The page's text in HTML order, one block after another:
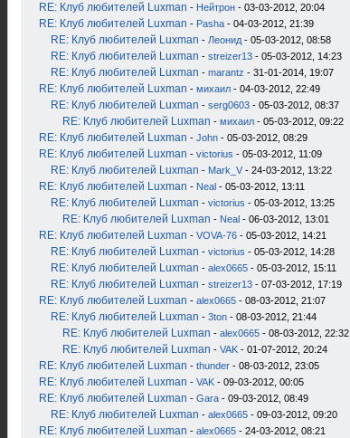
RE: Клуб любителей Luxman - Нейтрон - 03-03-2012, 20:04
RE: Клуб любителей Luxman - Pasha - 04-03-2012, 21:39
RE: Клуб любителей Luxman - Леонид - 05-03-2012, 08:58
RE: Клуб любителей Luxman - streizer13 - 05-03-2012, 14:23
RE: Клуб любителей Luxman - marantz - 31-01-2014, 19:07
RE: Клуб любителей Luxman - михаил - 04-03-2012, 22:49
RE: Клуб любителей Luxman - serg0603 - 05-03-2012, 08:37
RE: Клуб любителей Luxman - михаил - 05-03-2012, 09:22
RE: Клуб любителей Luxman - John - 05-03-2012, 08:29
RE: Клуб любителей Luxman - victorius - 05-03-2012, 11:09
RE: Клуб любителей Luxman - Mark_V - 24-03-2012, 13:22
RE: Клуб любителей Luxman - Neal - 05-03-2012, 13:11
RE: Клуб любителей Luxman - victorius - 05-03-2012, 13:25
RE: Клуб любителей Luxman - Neal - 06-03-2012, 13:01
RE: Клуб любителей Luxman - VOVA-76 - 05-03-2012, 14:21
RE: Клуб любителей Luxman - victorius - 05-03-2012, 14:28
RE: Клуб любителей Luxman - alex0665 - 05-03-2012, 15:11
RE: Клуб любителей Luxman - streizer13 - 07-03-2012, 17:19
RE: Клуб любителей Luxman - alex0665 - 08-03-2012, 21:07
RE: Клуб любителей Luxman - 3ton - 08-03-2012, 21:44
RE: Клуб любителей Luxman - alex0665 - 08-03-2012, 22:32
RE: Клуб любителей Luxman - VAK - 01-07-2012, 20:24
RE: Клуб любителей Luxman - thunder - 08-03-2012, 23:05
RE: Клуб любителей Luxman - VAK - 09-03-2012, 00:05
RE: Клуб любителей Luxman - Gara - 09-03-2012, 08:49
RE: Клуб любителей Luxman - alex0665 - 09-03-2012, 09:20
RE: Клуб любителей Luxman - alex0665 - 24-03-2012, 08:21